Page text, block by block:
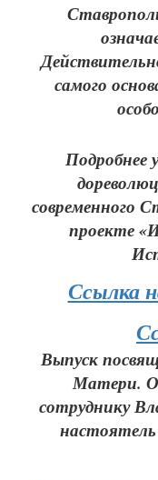
самого
Подробнее
современного
проекте
Ссылка
Выпуск
Матери. О
сотруднику